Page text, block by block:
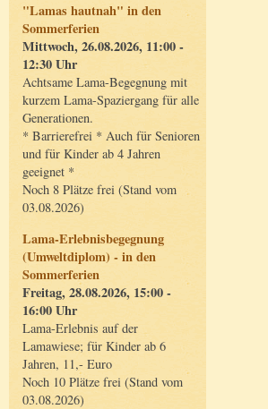
"Lamas hautnah" in den
Sommerferien
Mittwoch, 26.08.2026, 11:00 -
12:30 Uhr
Achtsame Lama-Begegnung mit
kurzem Lama-Spaziergang für alle
Generationen.
* Barrierefrei * Auch für Senioren
und für Kinder ab 4 Jahren
geeignet *
Noch 8 Plätze frei (Stand vom
03.08.2026)
Lama-Erlebnisbegegnung
(Umweltdiplom) - in den
Sommerferien
Freitag, 28.08.2026, 15:00 -
16:00 Uhr
Lama-Erlebnis auf der
Lamawiese; für Kinder ab 6
Jahren, 11,- Euro
Noch 10 Plätze frei (Stand vom
03.08.2026)